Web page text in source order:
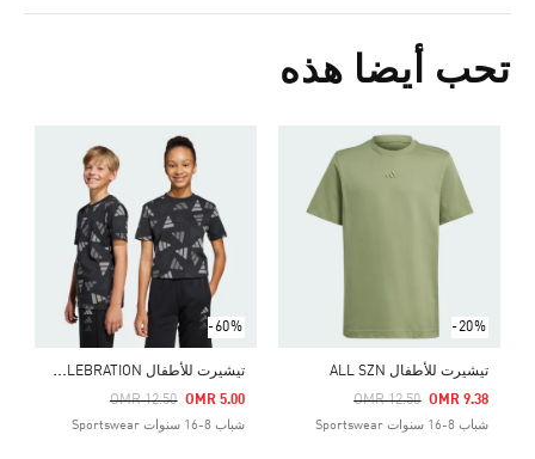
تحب أيضا هذه
-20%
تيشيرت للأطفال ALL SZN
Price Reduced From
OMR 12.50
To OMR 9.38
شباب 8-16 سنوات Sportswear
-60%
ت
يشيرت للأطفال SEASONAL ESSENTIALS LOGO CELEBRATION
Price Reduced From
OMR 12.50
To OMR 5.00
شباب 8-16 سنوات Sportswear
Price Reduced From
To